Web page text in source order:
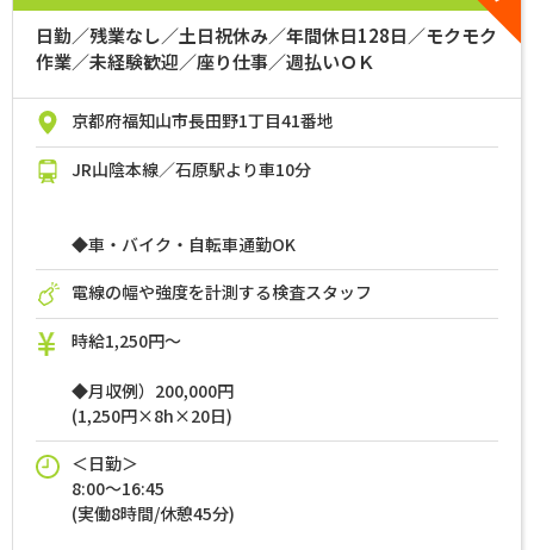
日勤／残業なし／土日祝休み／年間休日128日／モクモク
作業／未経験歓迎／座り仕事／週払いＯＫ
京都府福知山市長田野1丁目41番地
JR山陰本線／石原駅より車10分
◆車・バイク・自転車通勤OK
電線の幅や強度を計測する検査スタッフ
時給1,250円～
◆月収例）200,000円
(1,250円×8h×20日)
＜日勤＞
8:00～16:45
(実働8時間/休憩45分)